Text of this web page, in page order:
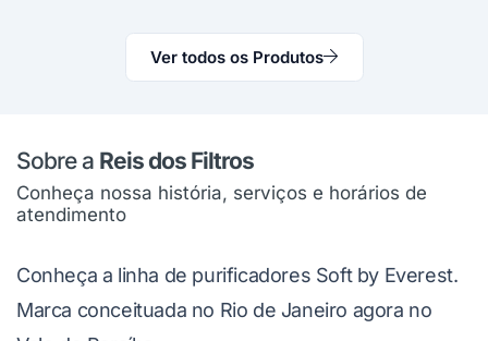
Ver todos os Produtos
Sobre a Reis dos Filtros
Conheça nossa história, serviços e horários de
atendimento
Conheça a linha de purificadores Soft by Everest.
Marca conceituada no Rio de Janeiro agora no